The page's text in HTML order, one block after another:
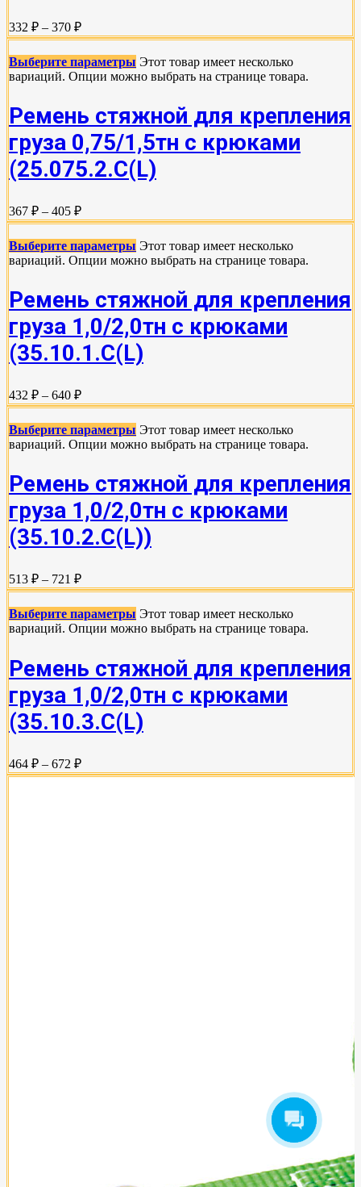
332 ₽ – 370 ₽
Выберите параметры Этот товар имеет несколько
вариаций. Опции можно выбрать на странице товара.
Ремень стяжной для крепления
груза 0,75/1,5тн с крюками
(25.075.2.C(L)
367 ₽ – 405 ₽
Выберите параметры Этот товар имеет несколько
вариаций. Опции можно выбрать на странице товара.
Ремень стяжной для крепления
груза 1,0/2,0тн с крюками
(35.10.1.С(L)
432 ₽ – 640 ₽
Выберите параметры Этот товар имеет несколько
вариаций. Опции можно выбрать на странице товара.
Ремень стяжной для крепления
груза 1,0/2,0тн с крюками
(35.10.2.C(L))
513 ₽ – 721 ₽
Выберите параметры Этот товар имеет несколько
вариаций. Опции можно выбрать на странице товара.
Ремень стяжной для крепления
груза 1,0/2,0тн с крюками
(35.10.3.С(L)
464 ₽ – 672 ₽